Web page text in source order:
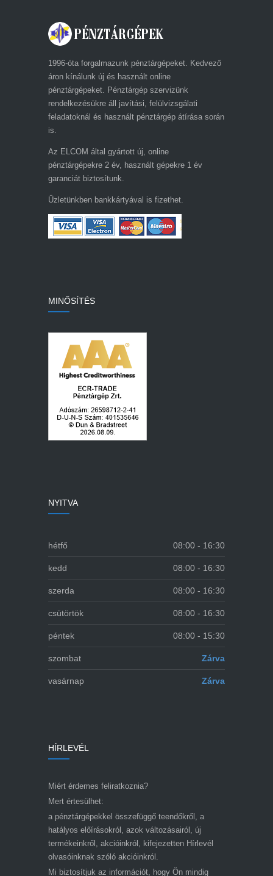
1996-óta forgalmazunk pénztárgépeket. Kedvező
áron kínálunk új és használt online
pénztárgépeket. Pénztárgép szervizünk
rendelkezésükre áll javítási, felülvizsgálati
feladatoknál és használt pénztárgép átírása során
is.
Az ELCOM által gyártott új, online
pénztárgépekre 2 év, használt gépekre 1 év
garanciát biztosítunk.
Üzletünkben bankkártyával is fizethet.
MINŐSÍTÉS
NYITVA
hétfő 08:00 - 16:30
kedd 08:00 - 16:30
szerda 08:00 - 16:30
csütörtök 08:00 - 16:30
péntek 08:00 - 15:30
szombat Zárva
vasárnap Zárva
HÍRLEVÉL
Miért érdemes feliratkoznia?
Mert értesülhet:
a pénztárgépekkel összefüggő teendőkről, a
hatályos előírásokról, azok változásairól, új
termékeinkről, akcióinkról, kifejezetten Hírlevél
olvasóinknak szóló akcióinkról.
Mi biztosítjuk az információt, hogy Ön mindig